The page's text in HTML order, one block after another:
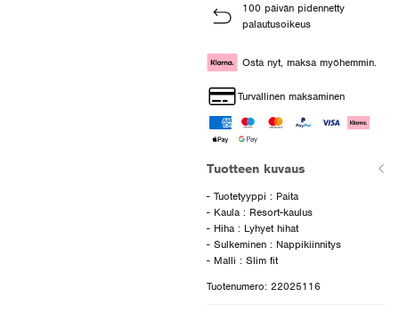
100 päivän pidennetty
palautusoikeus
Osta nyt, maksa myöhemmin.
Turvallinen maksaminen
Tuotteen kuvaus
- Tuotetyyppi : Paita
- Kaula : Resort-kaulus
- Hiha : Lyhyet hihat
- Sulkeminen : Nappikiinnitys
- Malli : Slim fit
Tuotenumero: 22025116